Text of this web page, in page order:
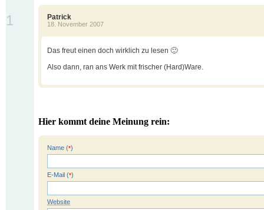
Patrick
18. November 2007
1
Das freut einen doch wirklich zu lesen 🙂
Also dann, ran ans Werk mit frischer (Hard)Ware.
Hier kommt deine Meinung rein:
Name (*)
E-Mail (*)
Website